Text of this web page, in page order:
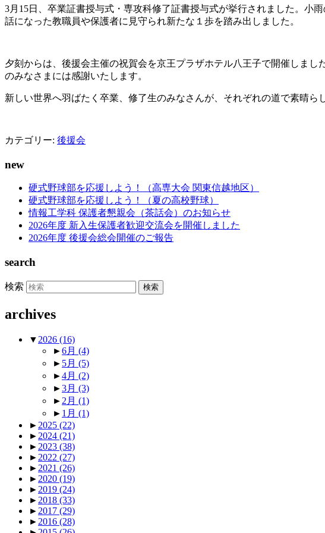
3月15日、卒業証書授与式・専攻科修了証書授与式が挙行されました。小
話になった教職員や保護者に見守られ新たな１歩を踏み出しました。
夕刻からは、後援会主催の祝賀会を京王プラザホテル八王子で開催しま
のみなさまには感謝いたします。
新しい世界へ羽ばたく卒業、修了生のみなさんが、それぞれの道で素晴ら
カテゴリー: 後援会
new
硬式野球部を応援しよう！（高専大会 関東信越地区）
硬式野球部を応援しよう！（夏の高校野球）
情報工学科 保護者懇親会（茶話会）のお知らせ
2026年度 新入生保護者歓迎交流会を開催しました
2026年度 後援会総会開催のご報告
search
検索
archives
▼ 2026 (16)
►6月 (4)
► 5月 (5)
►4月 (2)
►3月 (3)
► 2月 (1)
► 1月 (1)
► 2025 (22)
► 2024 (21)
► 2023 (38)
► 2022 (27)
► 2021 (26)
► 2020 (19)
► 2019 (24)
► 2018 (33)
► 2017 (29)
► 2016 (28)